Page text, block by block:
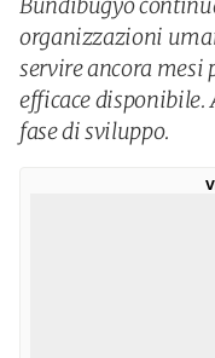
organizzazioni
servire ancora mesi
efficace disponibile.
fase di sviluppo.